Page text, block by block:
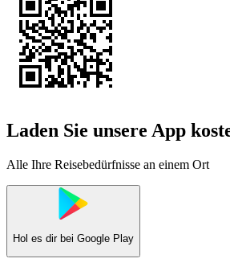
Laden Sie unsere App
Alle Ihre Reisebedürfnisse an einem Ort
Hol es dir bei Google Play